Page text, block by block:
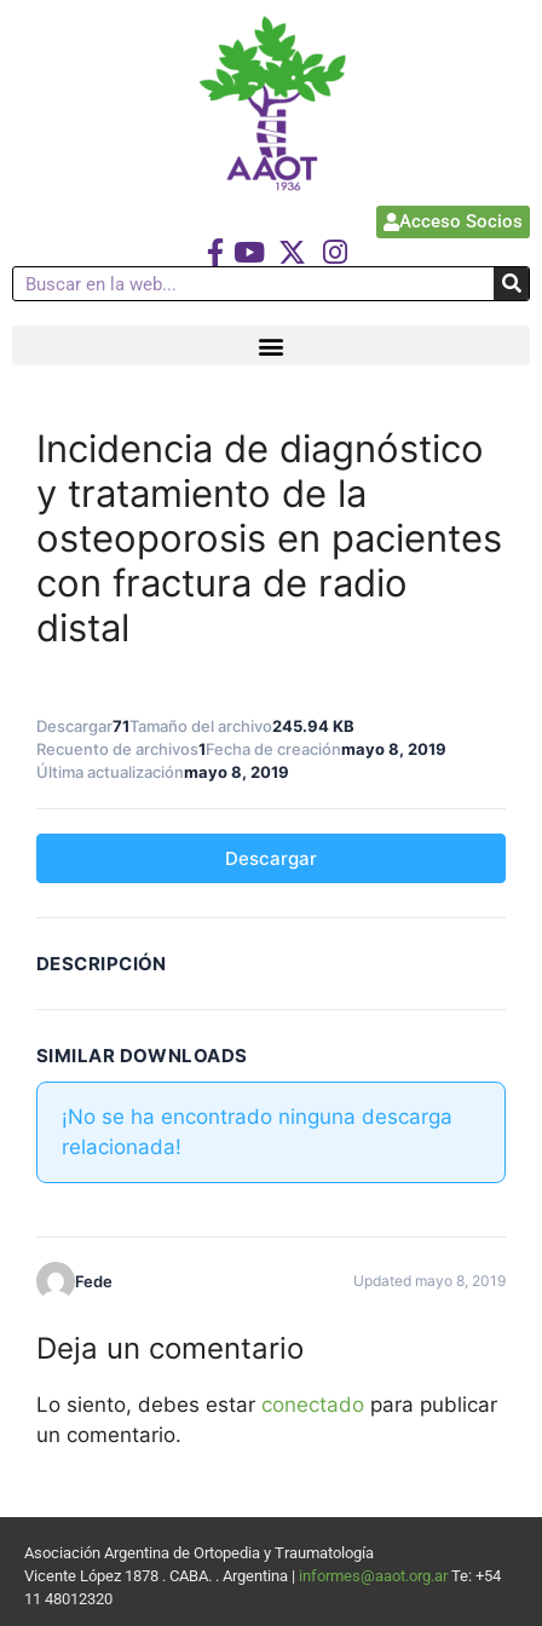
Acceso Socios
Incidencia de diagnóstico
y tratamiento de la
osteoporosis en pacientes
con fractura de radio
distal
Descargar71Tamaño del archivo245.94 KB
Recuento de archivos1Fecha de creaciónmayo 8, 2019
Última actualizaciónmayo 8, 2019
Descargar
DESCRIPCIÓN
SIMILAR DOWNLOADS
¡No se ha encontrado ninguna descarga
relacionada!
Fede Updated mayo 8, 2019
Deja un comentario
Lo siento, debes estar conectado para publicar
un comentario.
Asociación Argentina de Ortopedia y Traumatología
Vicente López 1878 . CABA. . Argentina | informes@aaot.org.ar Te: +54
11 48012320